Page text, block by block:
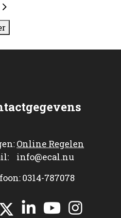
Online Regelen
info@ecal.nu
0314-787078